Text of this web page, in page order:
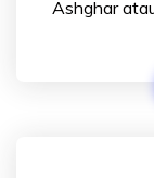
Ashghar